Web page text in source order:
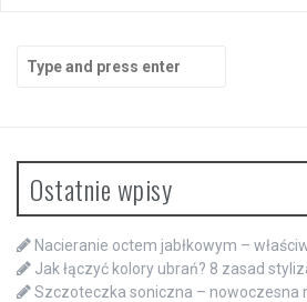
for:
Ostatnie wpisy
Nacieranie octem jabłkowym –
Jak łączyć kolory ubrań? 8 zasad
Szczoteczka soniczna – nowoczesna